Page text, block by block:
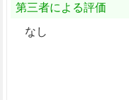
第三者による評価
なし